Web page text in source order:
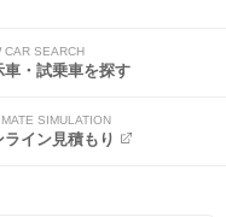
CAR SEARCH
車・試乗車を探す
SIMULATION
ライン見積もり